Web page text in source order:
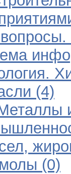
(4)
(0)